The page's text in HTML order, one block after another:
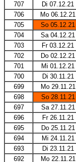
707
Di 07.12.21
706
Mo 06.12.21
705
So 05.12.21
704
Sa 04.12.21
703
Fr 03.12.21
702
Do 02.12.21
701
Mi 01.12.21
700
Di 30.11.21
699
Mo 29.11.21
698
So 28.11.21
697
Sa 27.11.21
696
Fr 26.11.21
695
Do 25.11.21
694
Mi 24.11.21
693
Di 23.11.21
692
Mo 22.11.21